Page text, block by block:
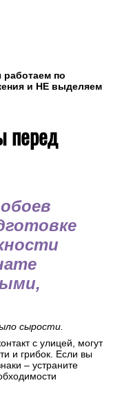
по
и НЕ выделяем
перед
сырости.
с улицей, могут
и грибок. Если вы
– устраните